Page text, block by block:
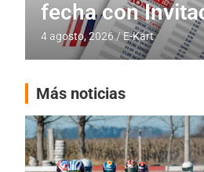
fecha con
4 agosto, 2026 E-Kart
Más noticias